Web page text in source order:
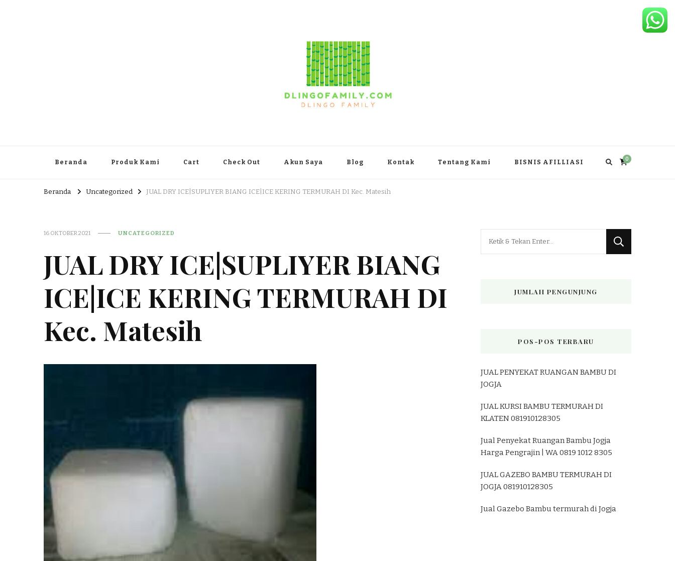
Beranda Produk Kami Cart Check Out Akun Saya Blog Kontak Tentang Kami BISNIS AFILLIASI 0
Beranda Uncategorized JUAL DRY ICE|SUPLIYER BIANG ICE|ICE KERING TERMURAH DI Kec. Matesih
16 OKTOBER 2021 UNCATEGORIZED
JUAL DRY ICE|SUPLIYER BIANG
ICE|ICE KERING TERMURAH DI
Kec. Matesih
JUMLAH PENGUNJUNG
POS-POS TERBARU
JUAL PENYEKAT RUANGAN BAMBU DI
JOGJA
JUAL KURSI BAMBU TERMURAH DI
KLATEN 081910128305
Jual Penyekat Ruangan Bambu Jogja
Harga Pengrajin | WA 0819 1012 8305
JUAL GAZEBO BAMBU TERMURAH DI
JOGJA 081910128305
Jual Gazebo Bambu termurah di Jogja